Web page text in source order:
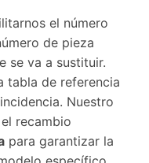
el número
de pieza
se va a sustituir.
tabla de referencia
Nuestro
recambio
para garantizar la